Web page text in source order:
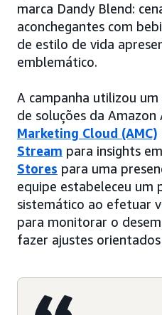
marca Dandy Blend:
aconchegantes com
de estilo de vida
emblemático.
A campanha utilizou
de soluções da Amazon
Marketing Cloud (AMC)
Stream para insights
Stores para uma
equipe estabeleceu um
sistemático ao efetuar
para monitorar o
fazer ajustes